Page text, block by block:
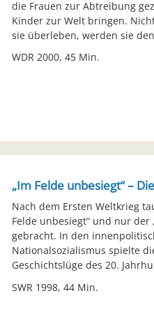
die Frauen zur Abtreibung
Kinder zur Welt bringen.
sie überleben, werden sie
WDR 2000, 45 Min.
„Im Felde unbesiegt“ –
Nach dem Ersten Weltkrieg
Felde unbesiegt“ und nur
gebracht. In den
Nationalsozialismus spielte
Geschichtslüge des 20.
SWR 1998, 44 Min.